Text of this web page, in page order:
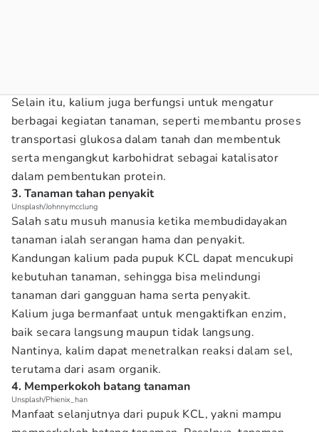
Selain itu, kalium juga berfungsi untuk mengatur
berbagai kegiatan tanaman, seperti membantu proses
transportasi glukosa dalam tanah dan membentuk
serta mengangkut karbohidrat sebagai katalisator
dalam pembentukan protein.
3. Tanaman tahan penyakit
Unsplash/Johnnymcclung
Salah satu musuh manusia ketika membudidayakan
tanaman ialah serangan hama dan penyakit.
Kandungan kalium pada pupuk KCL dapat mencukupi
kebutuhan tanaman, sehingga bisa melindungi
tanaman dari gangguan hama serta penyakit.
Kalium juga bermanfaat untuk mengaktifkan enzim,
baik secara langsung maupun tidak langsung.
Nantinya, kalim dapat menetralkan reaksi dalam sel,
terutama dari asam organik.
4. Memperkokoh batang tanaman
Unsplash/Phienix_han
Manfaat selanjutnya dari pupuk KCL, yakni mampu